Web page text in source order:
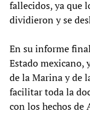
fallecidos, ya que
dividieron y se
En su informe
Estado mexicano,
de la Marina y de
facilitar toda la
con los hechos de